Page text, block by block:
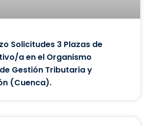
Solicitudes 3 Plazas de
a en el Organismo
Gestión Tributaria y
(Cuenca).